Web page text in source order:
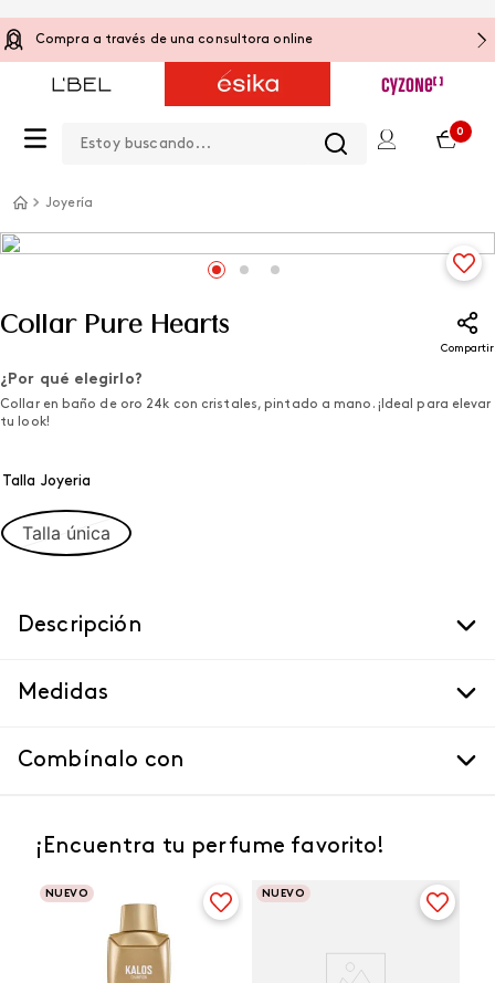
Compra a través de una consultora online
0
Joyería
Collar Pure Hearts
Compartir
¿Por qué elegirlo?
Collar en baño de oro 24k con cristales, pintado a mano. ¡Ideal para elevar
tu look!
Talla Joyeria
Talla única
Descripción
Medidas
Combínalo con
¡Encuentra tu perfume favorito!
NUEVO NUEVO